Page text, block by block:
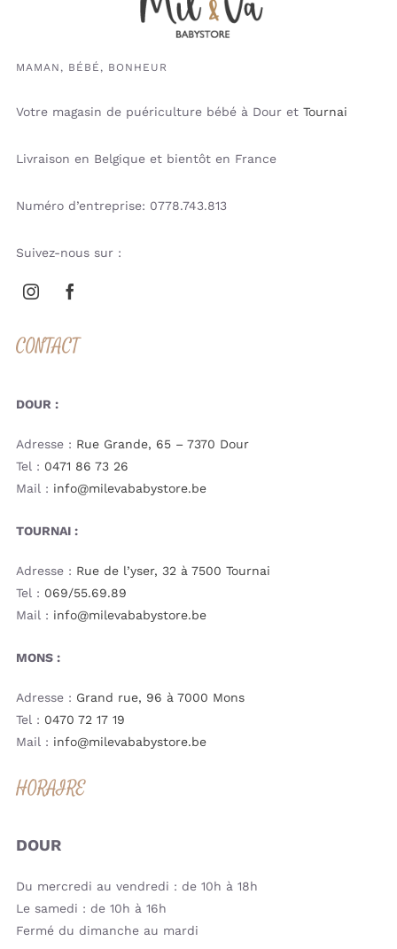
MAMAN, BÉBÉ, BONHEUR
Votre magasin de puériculture bébé à Dour et Tournai
Livraison en Belgique et bientôt en France
Numéro d’entreprise: 0778.743.813
Suivez-nous sur :
CONTACT
DOUR :
Adresse : Rue Grande, 65 – 7370 Dour
Tel : 0471 86 73 26
Mail : info@milevababystore.be
TOURNAI :
Adresse : Rue de l’yser, 32 à 7500 Tournai
Tel : 069/55.69.89
Mail : info@milevababystore.be
MONS :
Adresse : Grand rue, 96 à 7000 Mons
Tel : 0470 72 17 19
Mail : info@milevababystore.be
HORAIRE
DOUR
Du mercredi au vendredi : de 10h à 18h
Le samedi : de 10h à 16h
Fermé du dimanche au mardi